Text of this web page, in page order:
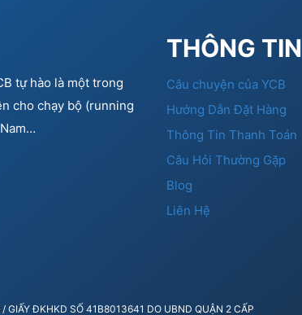
tự hào là một trong
cho chạy bộ (running
THÔNG TIN
Câu chuyện của YCB
Hướng Dẫn Đặt Hàng
Thông Tin Thanh Toán
Câu Hỏi Thường Gặp
Blog
Liên Hệ
ĐKHKD SỐ 41B8013641 DO UBND QUẬN 2 CẤP